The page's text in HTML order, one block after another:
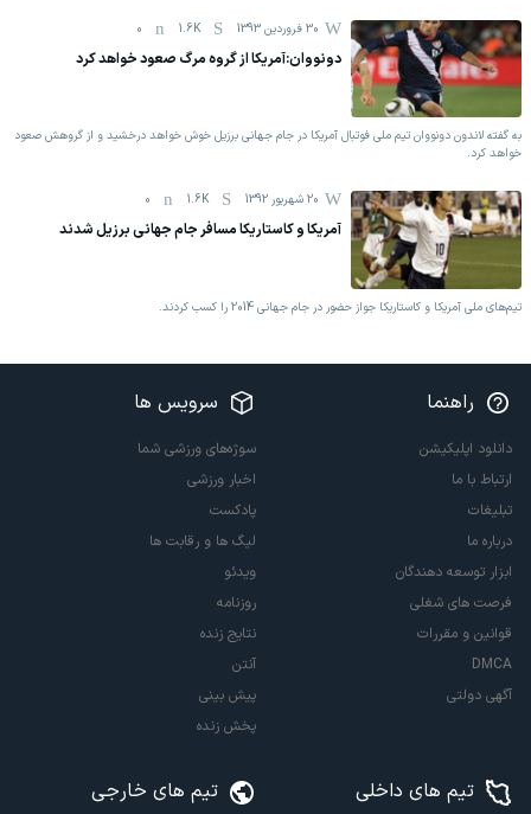
30 فروردين 1393 1.6K
0
دونووان:آمریکا از گروه مرگ صعود خواهد کرد
به گفته لاندون دونووان تیم ملی فوتبال آمریکا در جام جهانی برزیل خوش خواهد درخشید و از گروهش صعود
خواهد کرد.
20 شهریور 1392 1.6K
0
آمریکا و کاستاریکا مسافر جام جهانی برزیل شدند
تیم‌های ملی آمریکا و کاستاریکا جواز حضور در جام جهانی 2014 را کسب کردند.
راهنما
دانلود اپلیکیشن
ارتباط با ما
تبلیغات
درباره ما
ابزار توسعه دهندگان
فرصت های شغلی
قوانین و مقررات
DMCA
آگهی دولتی
سرویس ها
سوژه‌های ورزشی شما
اخبار ورزشی
پادکست
لیگ ها و رقابت ها
ویدئو
روزنامه
نتایج زنده
آنتن
پیش بینی
پخش زنده
تیم های داخلی تیم های خارجی